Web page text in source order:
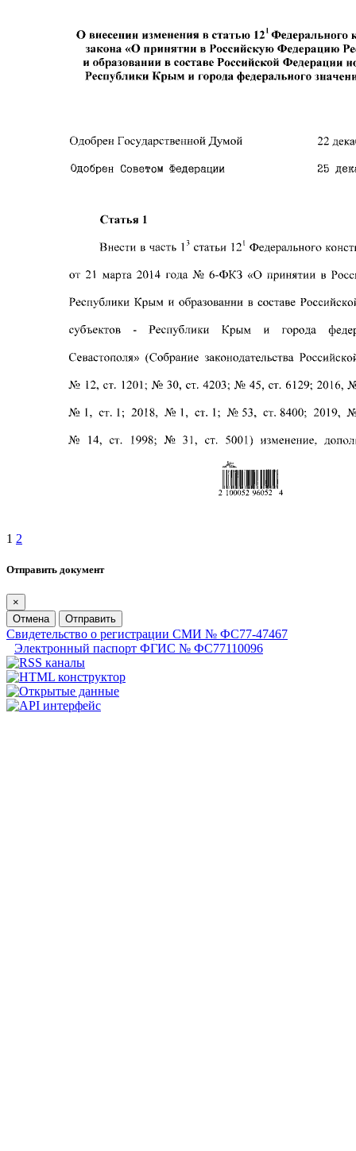
1 2
Отправить документ
×
Отмена
Отправить
Свидетельство о регистрации СМИ № ФС77-47467
Электронный паспорт ФГИС № ФС77110096